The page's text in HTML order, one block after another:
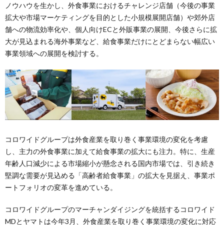
ノウハウを生かし、外食事業におけるチャレンジ店舗（今後の事業
拡大や市場マーケティングを目的とした小規模展開店舗）や郊外店
舗への物流効率化や、個人向けECと外販事業の展開、今後さらに拡
大が見込まれる海外事業など、給食事業だけにとどまらない幅広い
事業領域への展開を検討する。
コロワイドグループは外食産業を取り巻く事業環境の変化を考慮
し、主力の外食事業に加えて給食事業の拡大にも注力。特に、生産
年齢人口減少による市場縮小が懸念される国内市場では、引き続き
堅調な需要が見込める「高齢者給食事業」の拡大を見据え、事業ポ
ートフォリオの変革を進めている。
コロワイドグループのマーチャンダイジングを統括するコロワイド
MDとヤマトは今年3月、外食産業を取り巻く事業環境の変化に対応